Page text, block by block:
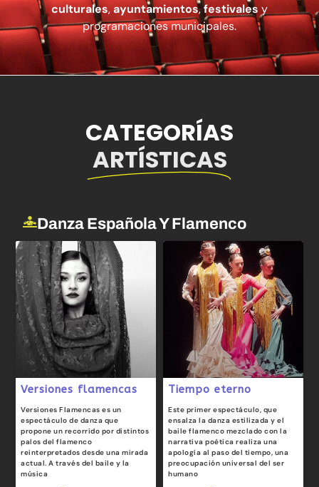
culturales,ayuntamientos,festivales y
programaciones municipales.
CATEGORÍAS
ARTÍSTICAS
Danza Española Y Flamenco
Versiones flamencas
Versiones Flamencas es un
espectáculo de danza que
propone un recorrido por distintos
palos del flamenco
reinterpretados desde una mirada
actual. A través del baile y la
música
Tiempo eterno
Este primer espectáculo, que
ensalza la danza estilizada y el
baile flamenco mezclado con la
narrativa poética realiza una
apología al paso del tiempo, una
preocupación universal del ser
humano